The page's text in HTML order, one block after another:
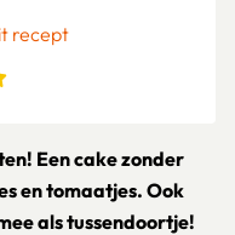
recept
Een cake zonder
en tomaatjes. Ook
als tussendoortje!